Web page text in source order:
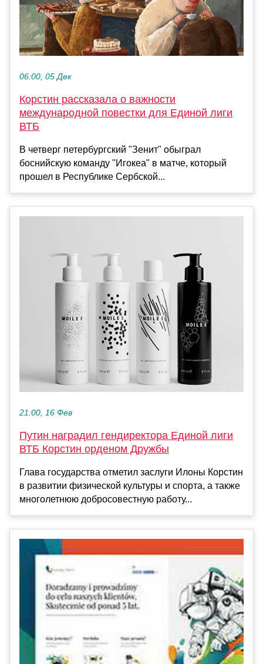
06:00, 05 Дек
Корстин рассказала о важности
международной повестки для Единой лиги
ВТБ
В четверг петербургский "Зенит" обыграл
боснийскую команду "Игокеа" в матче, который
прошел в Республике Сербской...
21:00, 16 Фев
Путин наградил гендиректора Единой лиги
ВТБ Корстин орденом Дружбы
Глава государства отметил заслуги Илоны Корстин
в развитии физической культуры и спорта, а также
многолетнюю добросовестную работу...